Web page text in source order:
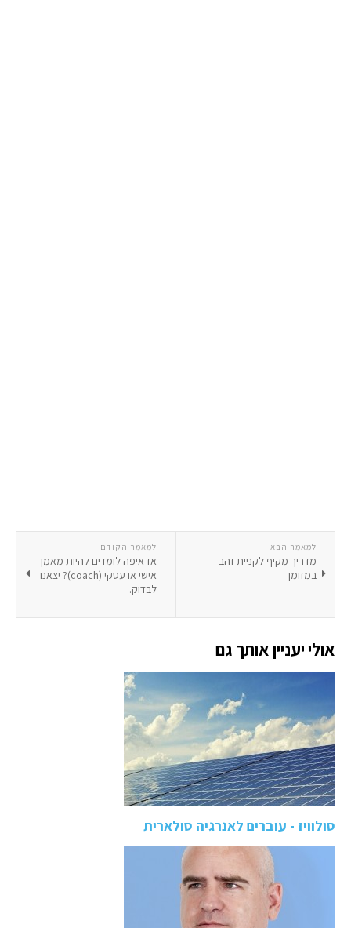
למאמר הקודם
אז איפה לומדים להיות מאמן
אישי או עסקי (coach)? יצאנו
לבדוק.
למאמר הבא
מדריך מקיף לקניית זהב
במזומן
אולי יעניין אותך גם
סולוויז - עוברים לאנרגיה סולארית